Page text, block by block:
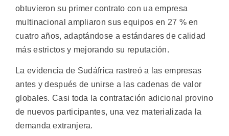
obtuvieron su primer contrato con ua empresa
multinacional ampliaron sus equipos en 27 % en
cuatro años, adaptándose a estándares de calidad
más estrictos y mejorando su reputación.
La evidencia de Sudáfrica rastreó a las empresas
antes y después de unirse a las cadenas de valor
globales. Casi toda la contratación adicional provino
de nuevos participantes, una vez materializada la
demanda extranjera.